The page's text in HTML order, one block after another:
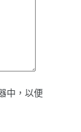
中，以便